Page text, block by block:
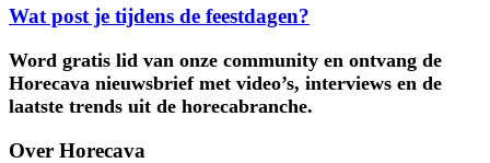
Wat post je tijdens de feestdagen?
Word gratis lid van onze community en ontvang de
Horecava nieuwsbrief met video’s, interviews en de
laatste trends uit de horecabranche.
Over Horecava